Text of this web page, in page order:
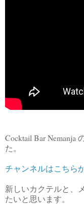
Cocktail Bar Nemanja
た。
チャンネルはこちら
新しいカクテルと、
たいと思います。